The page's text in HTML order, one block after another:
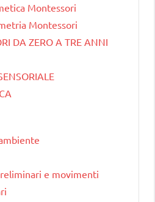
Montessori
Montessori
DA ZERO A TRE ANNI
e movimenti